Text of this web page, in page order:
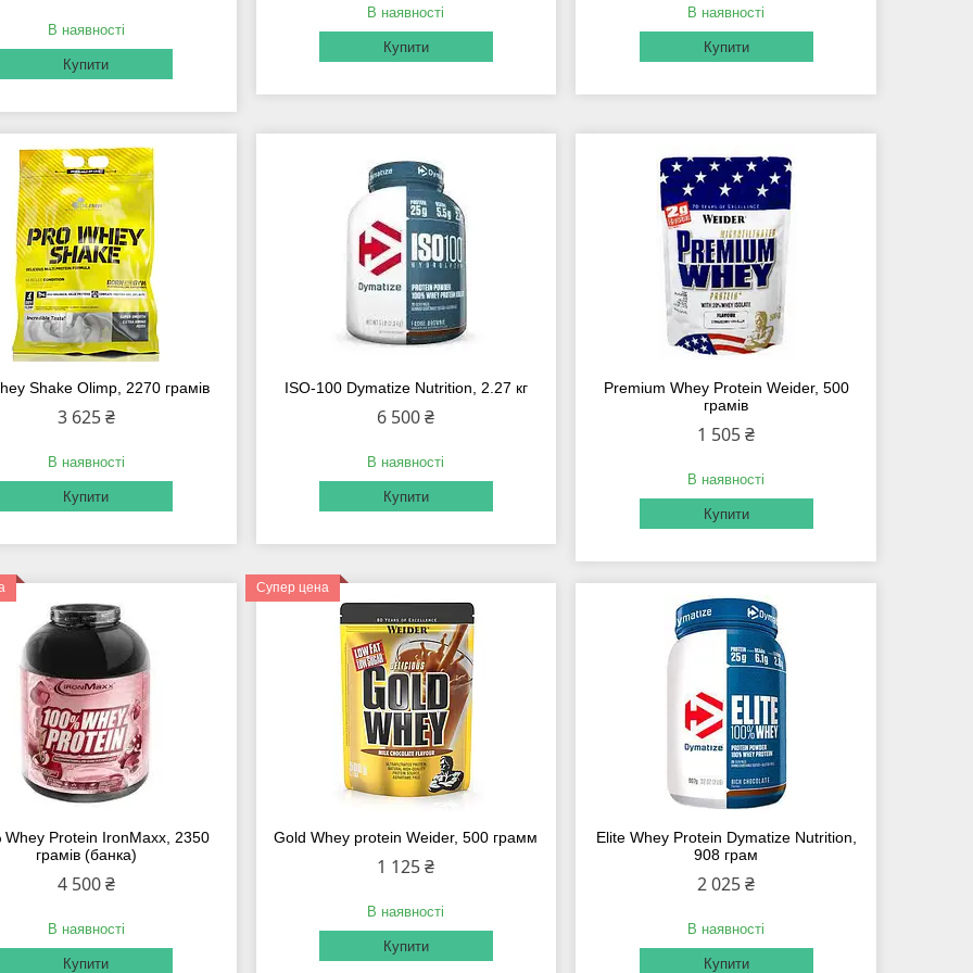
В наявності
Купити
В наявності
Купити
В наявності
Купити
Shake Olimp, 2270 грамів
3 625 ₴
В наявності
Купити
ISO-100 Dymatize Nutrition, 2.27 кг
6 500 ₴
В наявності
Купити
Premium Whey Protein Weider, 500
грамів
1 505 ₴
В наявності
Купити
Whey Protein IronMaxx, 2350
грамів (банка)
4 500 ₴
В наявності
Купити
Супер цена
Gold Whey protein Weider, 500 грамм
1 125 ₴
В наявності
Купити
Elite Whey Protein Dymatize Nutrition,
908 грам
2 025 ₴
В наявності
Купити